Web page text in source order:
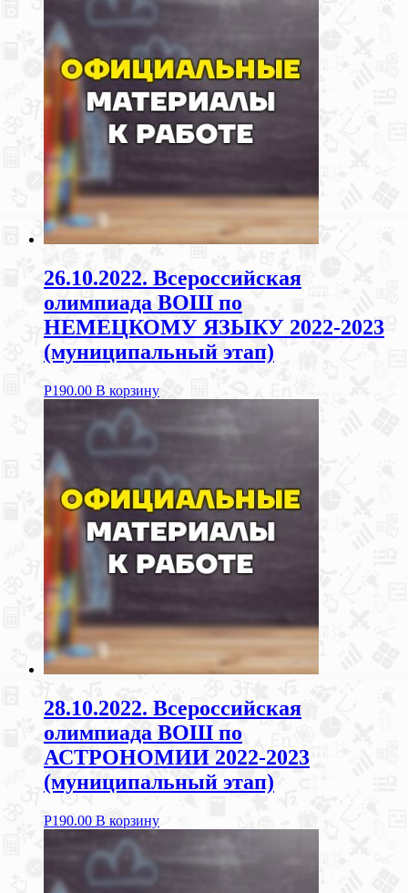
26.10.2022. Всероссийская
олимпиада ВОШ по
НЕМЕЦКОМУ ЯЗЫКУ 2022-2023
(муниципальный этап)
Р190.00 В корзину
28.10.2022. Всероссийская
олимпиада ВОШ по
АСТРОНОМИИ 2022-2023
(муниципальный этап)
Р190.00 В корзину